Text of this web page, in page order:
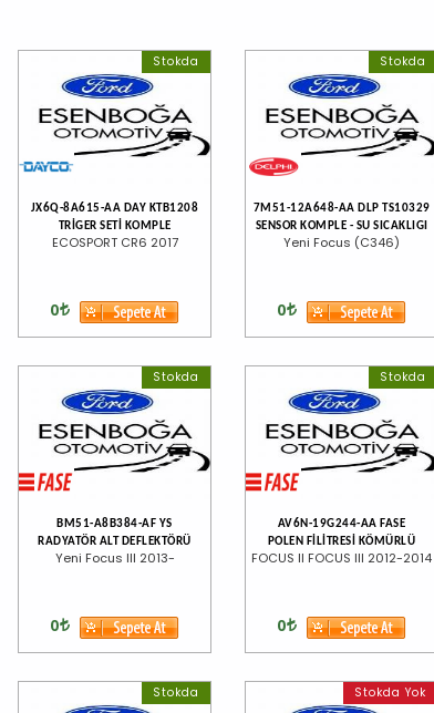
Stokda
JX6Q-8A615-AA DAY KTB1208
TRİGER SETİ KOMPLE
ECOSPORT CR6 2017
0
Stokda
7M51-12A648-AA DLP TS10329
SENSOR KOMPLE - SU SICAKLIGI
Yeni Focus (C346)
0
Stokda
BM51-A8B384-AF YS
RADYATÖR ALT DEFLEKTÖRÜ
Yeni Focus III 2013-
0
Stokda
AV6N-19G244-AA FASE
POLEN FİLİTRESİ KÖMÜRLÜ
FOCUS II FOCUS III 2012-2014
0
Stokda Stokda Yok